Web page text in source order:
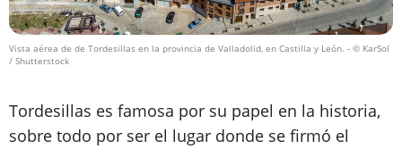
Vista aérea de de Tordesillas en la provincia de Valladolid, en Castilla y León. - © KarSol
/ Shutterstock
Tordesillas es famosa por su papel en la historia,
sobre todo por ser el lugar donde se firmó el